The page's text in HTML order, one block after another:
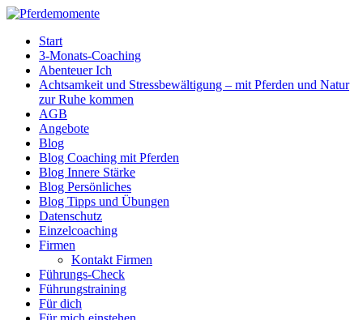
Start
3-Monats-Coaching
Abenteuer Ich
Achtsamkeit und Stressbewältigung – mit Pferden und Natur
zur Ruhe kommen
AGB
Angebote
Blog
Blog Coaching mit Pferden
Blog Innere Stärke
Blog Persönliches
Blog Tipps und Übungen
Datenschutz
Einzelcoaching
Firmen
Kontakt Firmen
Führungs-Check
Führungstraining
Für dich